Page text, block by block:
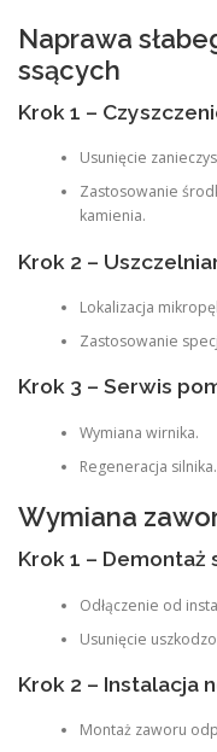
Naprawa
ssących
Krok 1 –
Usunięcie
Zastosowanie
kamienia.
Krok 2 –
Lokalizacja
Zastosowanie
Krok 3 – Serwis
Wymiana wirnika.
Regeneracja silnika.
Wymiana
Krok 1 –
Odłączenie od
Usunięcie
Krok 2 – Instalacja
Montaż zaworu